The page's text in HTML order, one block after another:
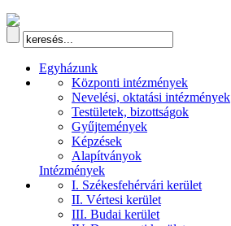
Egyházunk
Központi intézmények
Nevelési, oktatási intézmények
Testületek, bizottságok
Gyűjtemények
Képzések
Alapítványok
Intézmények
I. Székesfehérvári kerület
II. Vértesi kerület
III. Budai kerület